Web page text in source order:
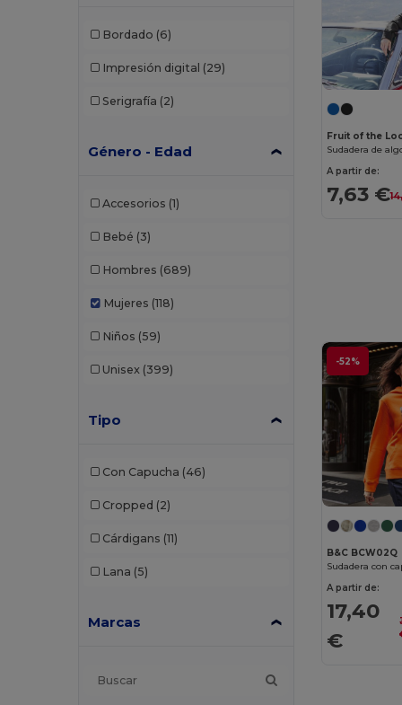
Bordado (6)
Impresión digital (29)
Serigrafía (2)
Género - Edad
Accesorios (1)
Bebé (3)
Hombres (689)
Mujeres (118)
Niños (59)
Unisex (399)
Tipo
Con Capucha (46)
Cropped (2)
Cárdigans (11)
Lana (5)
Marcas
Fruit of the
A partir de:
7,63 €
-52%
B&C BCW02Q
Sudadera con
A partir de:
17,40
€